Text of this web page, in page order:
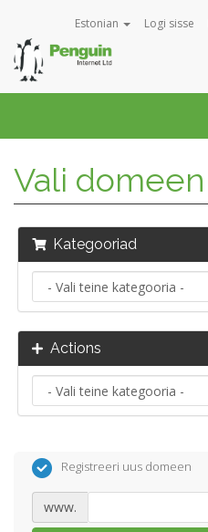
Estonian Logi sisse
Vali domeen
Kategooriad
Actions
Registreeri uus domeen
www.